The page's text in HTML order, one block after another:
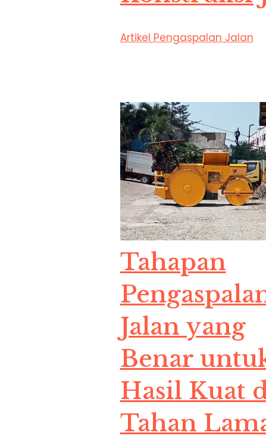
Artikel Pengaspalan Jalan
Tahapan
Jalan yang
Benar
Hasil Kuat
Tahan